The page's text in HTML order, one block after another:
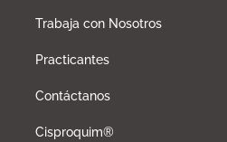
Trabaja con Nosotros
Practicantes
Contáctanos
Cisproquim®